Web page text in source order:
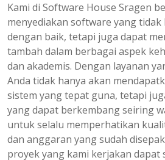
Kami di Software House Sragen
menyediakan software yang
dengan baik, tetapi juga dapat
tambah dalam berbagai aspek
dan akademis. Dengan layanan
Anda tidak hanya akan
sistem yang tepat guna, tetapi
yang dapat berkembang seiring
untuk selalu memperhatikan
dan anggaran yang sudah
proyek yang kami kerjakan dapat